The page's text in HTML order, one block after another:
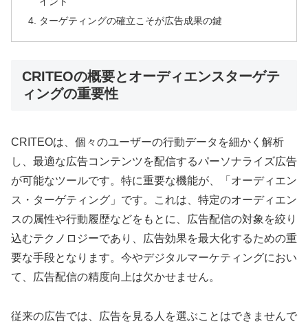
ターゲティングの確立こそが広告成果の鍵
CRITEOの概要とオーディエンスターゲテ
ィングの重要性
CRITEOは、個々のユーザーの行動データを細かく解析
し、最適な広告コンテンツを配信するパーソナライズ広告
が可能なツールです。特に重要な機能が、「オーディエン
ス・ターゲティング」です。これは、特定のオーディエン
スの属性や行動履歴などをもとに、広告配信の対象を絞り
込むテクノロジーであり、広告効果を最大化するための重
要な手段となります。今やデジタルマーケティングにおい
て、広告配信の精度向上は欠かせません。
従来の広告では、広告を見る人を選ぶことはできませんで